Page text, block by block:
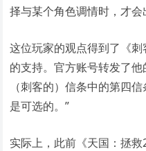
择与某个角色调情时，才
这位玩家的观点得到了《
的支持。官方账号转发了
（刺客的）信条中的第四
是可选的。”
实际上，此前《天国：拯